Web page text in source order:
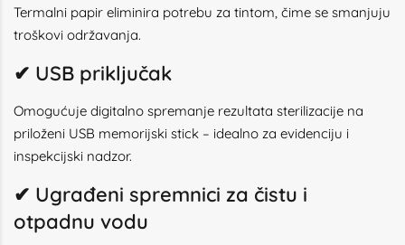
Termalni papir eliminira potrebu za tintom, čime se smanjuju
troškovi održavanja.
✔ USB priključak
Omogućuje digitalno spremanje rezultata sterilizacije na
priloženi USB memorijski stick – idealno za evidenciju i
inspekcijski nadzor.
✔ Ugrađeni spremnici za čistu i
otpadnu vodu